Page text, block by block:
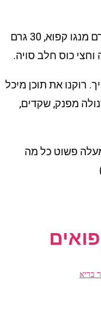
60 גרם קוביות פיטאיה קפואות, 60 גרם מנגו קפוא, 30 גרם
רוקנו את תוכן מיכל
מפנק, שקדים,
פשוט כל מה